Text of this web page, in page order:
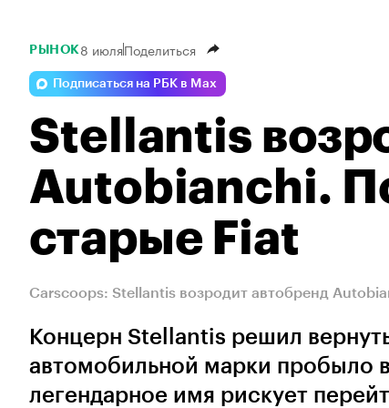
РЫНОК 8 июляПоделиться
Подписаться на РБК в Max
Stellantis
Autobianchi.
старые Fiat
Сarscoops: Stellantis возродит автобренд
Концерн Stellantis решил
автомобильной марки пробыло
легендарное имя рискует